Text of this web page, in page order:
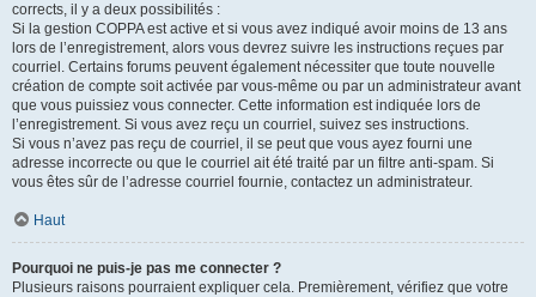
corrects, il y a deux possibilités :
Si la gestion COPPA est active et si vous avez indiqué avoir moins de 13 ans
lors de l’enregistrement, alors vous devrez suivre les instructions reçues par
courriel. Certains forums peuvent également nécessiter que toute nouvelle
création de compte soit activée par vous-même ou par un administrateur avant
que vous puissiez vous connecter. Cette information est indiquée lors de
l’enregistrement. Si vous avez reçu un courriel, suivez ses instructions.
Si vous n’avez pas reçu de courriel, il se peut que vous ayez fourni une
adresse incorrecte ou que le courriel ait été traité par un filtre anti-spam. Si
vous êtes sûr de l’adresse courriel fournie, contactez un administrateur.
Haut
Pourquoi ne puis-je pas me connecter ?
Plusieurs raisons pourraient expliquer cela. Premièrement, vérifiez que votre